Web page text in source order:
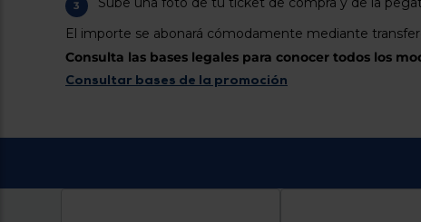
El importe se abonará cómodamente mediante
Consulta las bases legales para conocer todos los
Consultar bases de la promoción